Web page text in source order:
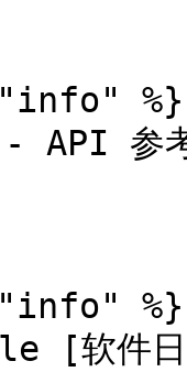
%}
- API
%}
[软